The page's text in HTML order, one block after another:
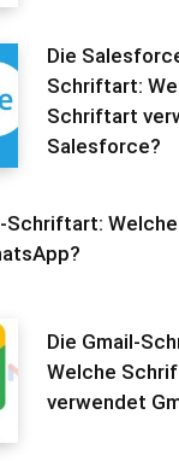
Die
Schriftart:
Schriftart
Salesforce?
Schriftart:
Die Gmail-
Welche
verwendet